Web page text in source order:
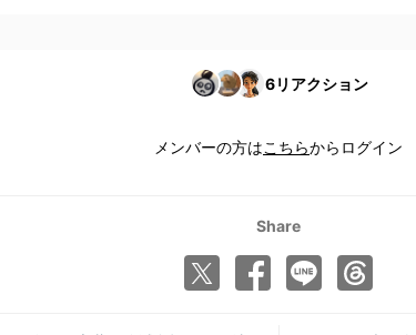
6リアクション
メンバーの方はこちらからログイン
Share